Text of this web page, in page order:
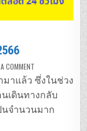
COMMENT
จอง
ตั๋ว
รถ
ตู้
สงกรานต์
2566
มาแล้ว ซึ่งในช่วง
เดินทางกลับ
นจำนวนมาก